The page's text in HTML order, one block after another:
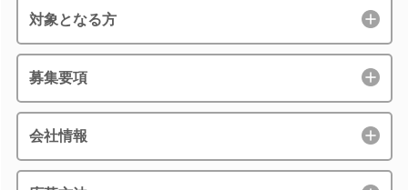
対象となる方
募集要項
会社情報